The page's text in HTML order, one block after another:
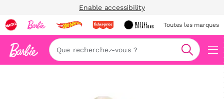
Enable accessibility
Toutes les marques